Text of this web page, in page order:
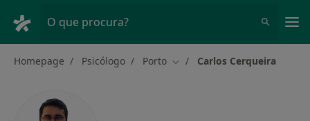
O que procura?
Homepage Psicólogo Porto Mudar de cidade
Carlos Cerqueira